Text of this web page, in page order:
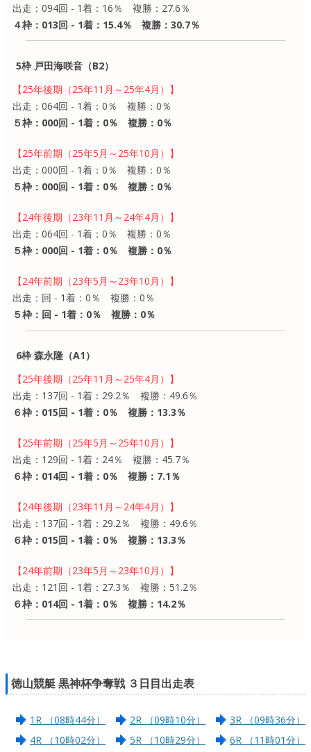
出走：094回 - 1着：16％ 複勝：27.6％
４枠：013回 - 1着：15.4％ 複勝：30.7％
5枠 戸田海咲音（B2）
【25年後期（25年11月～25年4月）】
出走：064回 - 1着：0％ 複勝：0％
５枠：000回 - 1着：0％ 複勝：0％
【25年前期（25年5月～25年10月）】
出走：000回 - 1着：0％ 複勝：0％
５枠：000回 - 1着：0％ 複勝：0％
【24年後期（23年11月～24年4月）】
出走：064回 - 1着：0％ 複勝：0％
５枠：000回 - 1着：0％ 複勝：0％
【24年前期（23年5月～23年10月）】
出走：回 - 1着：0％ 複勝：0％
５枠：回 - 1着：0％ 複勝：0％
6枠 森永隆（A1）
【25年後期（25年11月～25年4月）】
出走：137回 - 1着：29.2％ 複勝：49.6％
６枠：015回 - 1着：0％ 複勝：13.3％
【25年前期（25年5月～25年10月）】
出走：129回 - 1着：24％ 複勝：45.7％
６枠：014回 - 1着：0％ 複勝：7.1％
【24年後期（23年11月～24年4月）】
出走：137回 - 1着：29.2％ 複勝：49.6％
６枠：015回 - 1着：0％ 複勝：13.3％
【24年前期（23年5月～23年10月）】
出走：121回 - 1着：27.3％ 複勝：51.2％
６枠：014回 - 1着：0％ 複勝：14.2％
徳山競艇 黒神杯争奪戦 ３日目出走表
1R （08時44分） 2R （09時10分）
3R （09時36分）
4R （10時02分）
5R （10時29分） 6R （11時01分）